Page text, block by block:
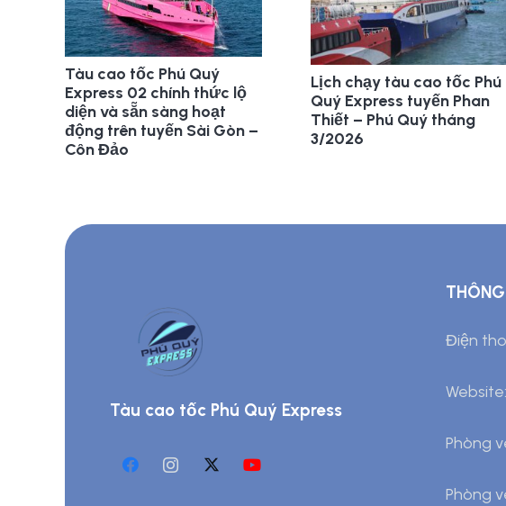
Tàu cao tốc Phú Quý
Express 02 chính thức lộ
diện và sẵn sàng hoạt
động trên tuyến Sài Gòn –
Côn Đảo
Lịch chạy tàu cao tốc Phú
Quý Express tuyến Phan
Thiết – Phú Quý tháng
3/2026
Tàu cao tốc Phú Quý Express
Điện
Website:
Phòng
Phòng